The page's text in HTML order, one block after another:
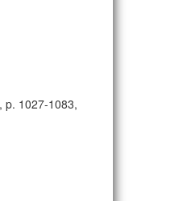
p. 1027-1083,